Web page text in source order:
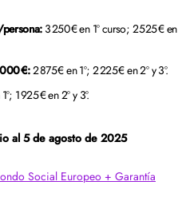
3 250 € en 1º curso; 2 525 € en
€:2 875 € en 1º; 2 225 € en 2º y 3º.
1 925 € en 2º y 3º.
al 5 de agosto de 2025
Social Europeo + Garantía